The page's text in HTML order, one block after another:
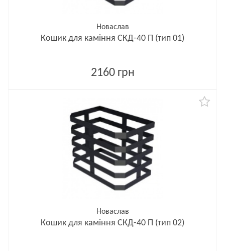
Новаслав
Кошик для каміння СКД-40 П (тип 01)
2160 грн
Новаслав
Кошик для каміння СКД-40 П (тип 02)